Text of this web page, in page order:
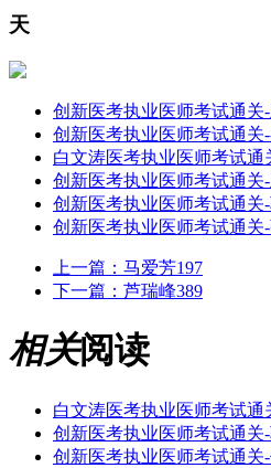
天
创新医考执业医师考试通关
创新医考执业医师考试通关
白文涛医考执业医师考试通
创新医考执业医师考试通关
创新医考执业医师考试通关
创新医考执业医师考试通关
上一篇： 马爱芳197
下一篇： 芦瑞峰389
相关阅读
白文涛医考执业医师考试通
创新医考执业医师考试通关
创新医考执业医师考试通关